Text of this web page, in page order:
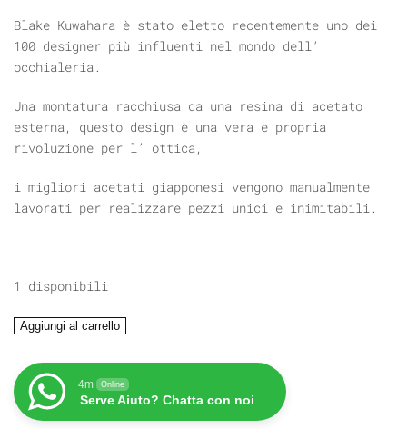
Blake Kuwahara è stato eletto recentemente uno dei
100 designer più influenti nel mondo dell’
occhialeria.
Una montatura racchiusa da una resina di acetato
esterna, questo design è una vera e propria
rivoluzione per l’ ottica,
i migliori acetati giapponesi vengono manualmente
lavorati per realizzare pezzi unici e inimitabili.
1 disponibili
BLAKE
FICKETT
quantità
Aggiungi al carrello
4m Online
Serve Aiuto? Chatta con noi